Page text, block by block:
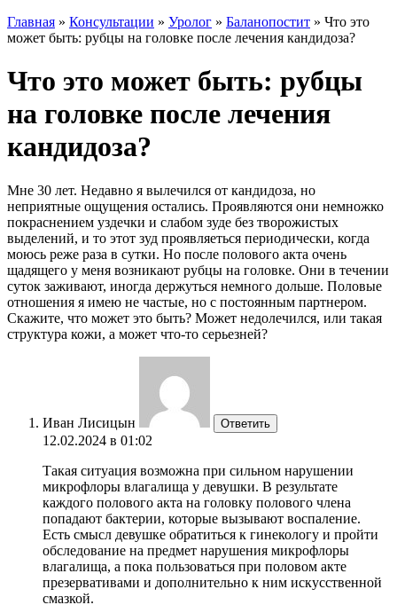
Главная » Консультации » Уролог » Баланопостит » Что это
может быть: рубцы на головке после лечения кандидоза?
Что это может быть: рубцы
на головке после лечения
кандидоза?
Мне 30 лет. Недавно я вылечился от кандидоза, но
неприятные ощущения остались. Проявляются они немножко
покраснением уздечки и слабом зуде без творожистых
выделений, и то этот зуд проявляеться периодически, когда
моюсь реже раза в сутки. Но после полового акта очень
щадящего у меня возникают рубцы на головке. Они в течении
суток заживают, иногда держуться немного дольше. Половые
отношения я имею не частые, но с постоянным партнером.
Скажите, что может это быть? Может недолечился, или такая
структура кожи, а может что-то серьезней?
Иван Лисицын Ответить
12.02.2024 в 01:02
Такая ситуация возможна при сильном нарушении
микрофлоры влагалища у девушки. В результате
каждого полового акта на головку полового члена
попадают бактерии, которые вызывают воспаление.
Есть смысл девушке обратиться к гинекологу и пройти
обследование на предмет нарушения микрофлоры
влагалища, а пока пользоваться при половом акте
презервативами и дополнительно к ним искусственной
смазкой.